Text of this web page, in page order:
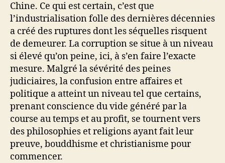
Chine. Ce qui est certain, c’est que
l’industrialisation folle des dernières décennies
a créé des ruptures dont les séquelles risquent
de demeurer. La corruption se situe à un niveau
si élevé qu’on peine, ici, à s’en faire l’exacte
mesure. Malgré la sévérité des peines
judiciaires, la confusion entre affaires et
politique a atteint un niveau tel que certains,
prenant conscience du vide généré par la
course au temps et au profit, se tournent vers
des philosophies et religions ayant fait leur
preuve, bouddhisme et christianisme pour
commencer.